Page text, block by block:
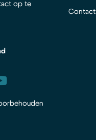
op te
Contact